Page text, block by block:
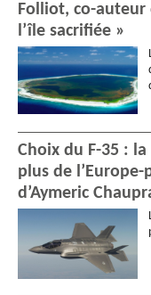
Folliot, co-auteur
l’île sacrifiée »
Choix du F-35 :
plus de
d’Aymeric